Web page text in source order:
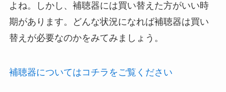
よね。しかし、補聴器には買い替えた方がいい時
期があります。どんな状況になれば補聴器は買い
替えが必要なのかをみてみましょう。
補聴器についてはコチラをご覧ください